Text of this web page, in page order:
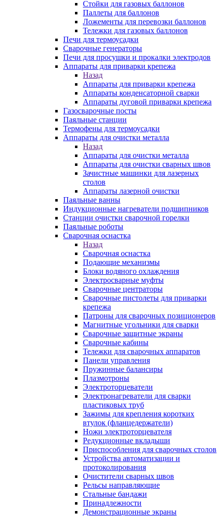
Стойки для газовых баллонов
Паллеты для баллонов
Ложементы для перевозки баллонов
Тележки для газовых баллонов
Печи для термоусадки
Сварочные генераторы
Печи для просушки и прокалки электродов
Аппараты для приварки крепежа
Назад
Аппараты для приварки крепежа
Аппараты конденсаторной сварки
Аппараты дуговой приварки крепежа
Газосварочные посты
Паяльные станции
Термофены для термоусадки
Аппараты для очистки металла
Назад
Аппараты для очистки металла
Аппараты для очистки сварных швов
Зачистные машинки для лазерных
столов
Аппараты лазерной очистки
Паяльные ванны
Индукционные нагреватели подшипников
Станции очистки сварочной горелки
Паяльные роботы
Сварочная оснастка
Назад
Сварочная оснастка
Подающие механизмы
Блоки водяного охлаждения
Электросварные муфты
Сварочные центраторы
Сварочные пистолеты для приварки
крепежа
Патроны для сварочных позиционеров
Магнитные угольники для сварки
Сварочные защитные экраны
Сварочные кабины
Тележки для сварочных аппаратов
Панели управления
Пружинные балансиры
Плазмотроны
Электроторцеватели
Электронагреватели для сварки
пластиковых труб
Зажимы для крепления коротких
втулок (фланцедержатели)
Ножи электроторцевателя
Редукционные вкладыши
Приспособления для сварочных столов
Устройства автоматизации и
протоколирования
Очистители сварных швов
Рельсы направляющие
Стальные бандажи
Принадлежности
Демонстрационные экраны